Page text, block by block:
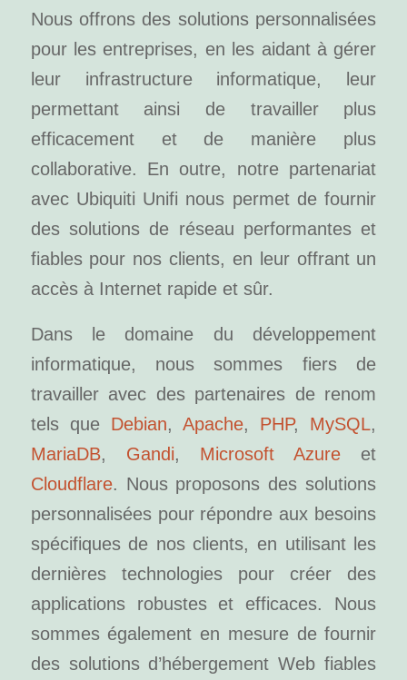
Nous offrons des solutions personnalisées
pour les entreprises, en les aidant à gérer
leur infrastructure informatique, leur
permettant ainsi de travailler plus
efficacement et de manière plus
collaborative. En outre, notre partenariat
avec Ubiquiti Unifi nous permet de fournir
des solutions de réseau performantes et
fiables pour nos clients, en leur offrant un
accès à Internet rapide et sûr.
Dans le domaine du développement
informatique, nous sommes fiers de
travailler avec des partenaires de renom
tels que Debian,Apache, PHP, MySQL,
MariaDB, Gandi, Microsoft Azure et
Cloudflare. Nous proposons des solutions
personnalisées pour répondre aux besoins
spécifiques de nos clients, en utilisant les
dernières technologies pour créer des
applications robustes et efficaces. Nous
sommes également en mesure de fournir
des solutions d’hébergement Web fiables